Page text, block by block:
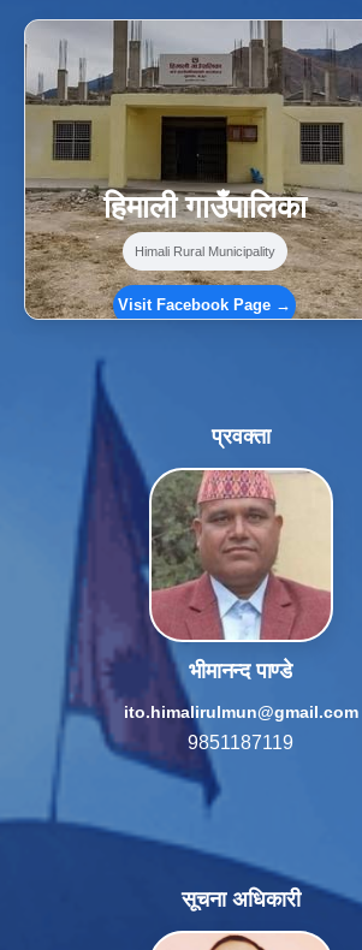
f Facebook ⋯
हिमाली गाउँपालिका
Himali Rural Municipality
Visit Facebook Page →
प्रवक्ता
भीमानन्द पाण्डे
ito.himalirulmun@gmail.com
9851187119
सूचना अधिकारी